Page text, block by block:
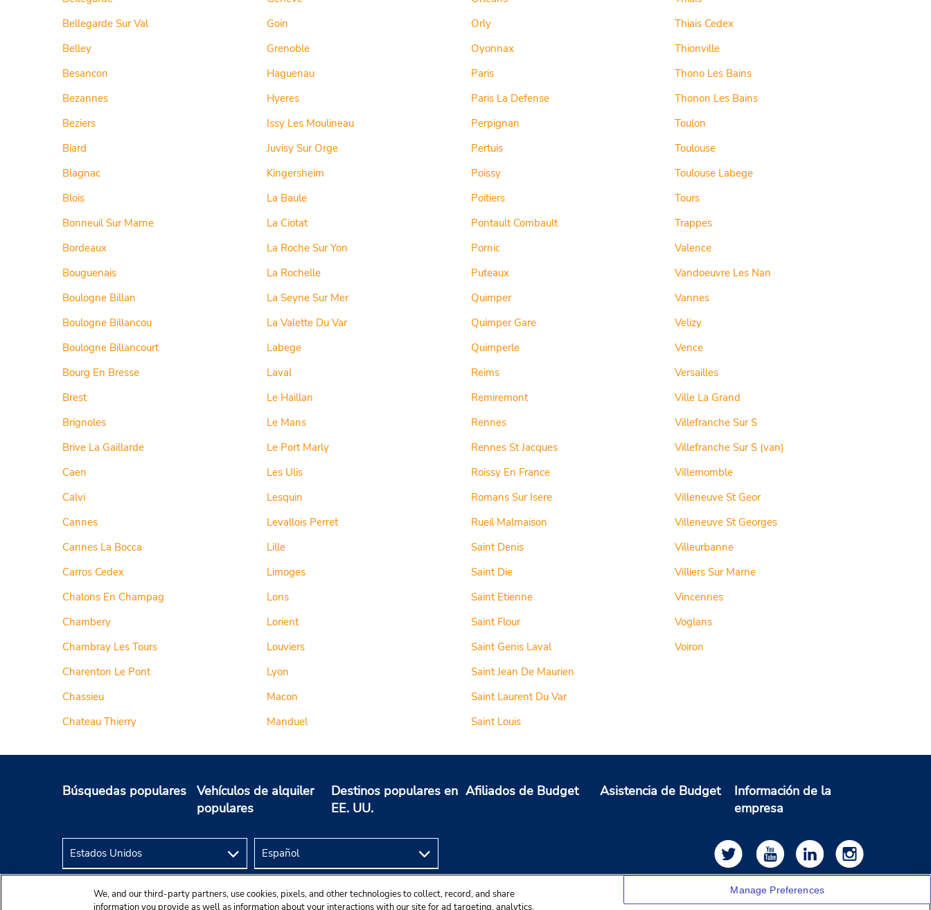
Bellegarde Sur Val
Belley
Besancon
Bezannes
Beziers
Biard
Blagnac
Blois
Bonneuil Sur Marne
Bordeaux
Bouguenais
Boulogne Billan
Boulogne Billancou
Boulogne Billancourt
Bourg En Bresse
Brest
Brignoles
Brive La Gaillarde
Caen
Calvi
Cannes
Cannes La Bocca
Carros Cedex
Chalons En Champag
Chambery
Chambray Les Tours
Charenton Le Pont
Chassieu
Chateau Thierry
Goin
Grenoble
Haguenau
Hyeres
Issy Les Moulineau
Juvisy Sur Orge
Kingersheim
La Baule
La Ciotat
La Roche Sur Yon
La Rochelle
La Seyne Sur Mer
La Valette Du Var
Labege
Laval
Le Haillan
Le Mans
Le Port Marly
Les Ulis
Lesquin
Levallois Perret
Lille
Limoges
Lons
Lorient
Louviers
Lyon
Macon
Manduel
Orly
Oyonnax
Paris
Paris La Defense
Perpignan
Pertuis
Poissy
Poitiers
Pontault Combault
Pornic
Puteaux
Quimper
Quimper Gare
Quimperle
Reims
Remiremont
Rennes
Rennes St Jacques
Roissy En France
Romans Sur Isere
Rueil Malmaison
Saint Denis
Saint Die
Saint Etienne
Saint Flour
Saint Genis Laval
Saint Jean De Maurien
Saint Laurent Du Var
Saint Louis
Thiais Cedex
Thionville
Thono Les Bains
Thonon Les Bains
Toulon
Toulouse
Toulouse Labege
Tours
Trappes
Valence
Vandoeuvre Les Nan
Vannes
Velizy
Vence
Versailles
Ville La Grand
Villefranche Sur S
Villefranche Sur S (van)
Villemomble
Villeneuve St Geor
Villeneuve St Georges
Villeurbanne
Villiers Sur Marne
Vincennes
Voglans
Voiron
Búsquedas populares
Vehículos de alquiler
populares
Destinos populares en
EE. UU.
Afiliados de Budget Asistencia de Budget
Información de la
empresa
We, and our third-party partners, use cookies, pixels, and other technologies to collect, record, and share
information you provide as well as information about your interactions with our site for ad targeting, analytics,
Manage Preferences